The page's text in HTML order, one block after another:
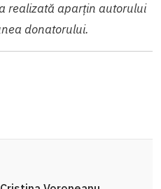
realizată aparțin autorului
donatorului.